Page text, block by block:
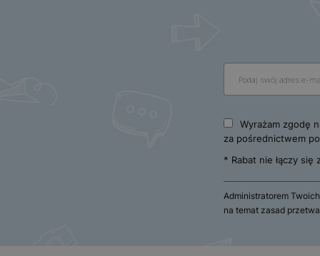
Wyrażam zgodę
za pośrednictwem
* Rabat nie łączy
Administratorem
na temat zasad